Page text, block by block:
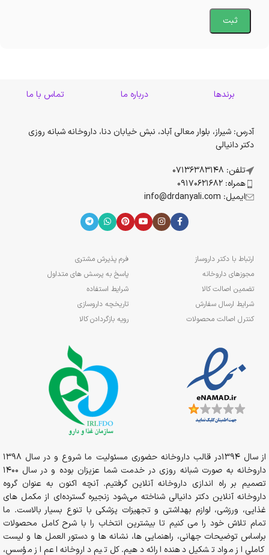
برندها درباره ما تماس با ما
آدرس: شیراز، بلوار معالی آباد، نبش خیابان دنا، داروخانه شبانه روزی
دکتر دانیالی
تلفن: 07136383148
همراه: 09170621682
ایمیل: info@drdanyali.com
ارتباط با دکتر داروساز
مجوزهای داروخانه
تضمین اصالت کالا
شرایط ارسال سفارش
کنترل اصالت محصولات
فرم پذیرش مشتری
پاسخ به پرسش های متداول
شرایط استفاده
تاریخچه داروسازی
رویه بازگردادن کالا
از سال 1394در قالب داروخانه حضوری مسئولیت ما شروع و در سال 1398
داروخانه به صورت شبانه روزی در خدمت شما عزیزان بوده و در سال 1400
تصمیم بر راه اندازی داروخانه آنلاین گرفتیم. آنچه اکنون به عنوان گروه
داروخانه آنلاین دکتر دانیالی شناخته می‌شود زنجیره گسترده‌ای از مکمل های
غذایی، ورزشی، لوازم بهداشتی و تجهیزات پزشکی با تنوع بسیار بالاست. ما
تمام تلاش خود را می کنیم تا بیشترین انتخاب را با شرح کامل محصولات
براساس توضیحات جهانی، راهنمایی ها، نشانه ها و دستور العمل ها و لیست
کاملی از مواد تشکیل دهنده ارائه دهیم. کل تیم داروخانه اعم از مؤسس،